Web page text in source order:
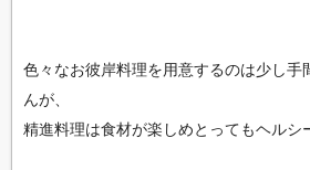
色々なお彼岸料理を用意するのは少し手
んが、
精進料理は食材が楽しめとってもヘルシ